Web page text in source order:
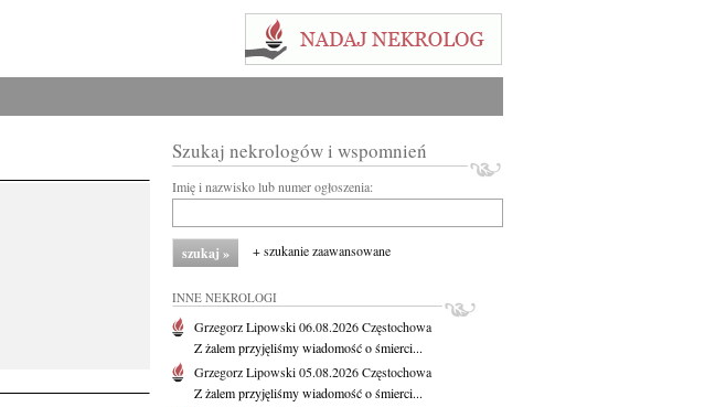
Szukaj nekrologów i wspomnień
Imię i nazwisko lub numer ogłoszenia:
+ szukanie zaawansowane
INNE NEKROLOGI
Grzegorz Lipowski06.08.2026Częstochowa
Z żalem przyjęliśmy wiadomość o śmierci...
Grzegorz Lipowski05.08.2026Częstochowa
Z żalem przyjęliśmy wiadomość o śmierci...